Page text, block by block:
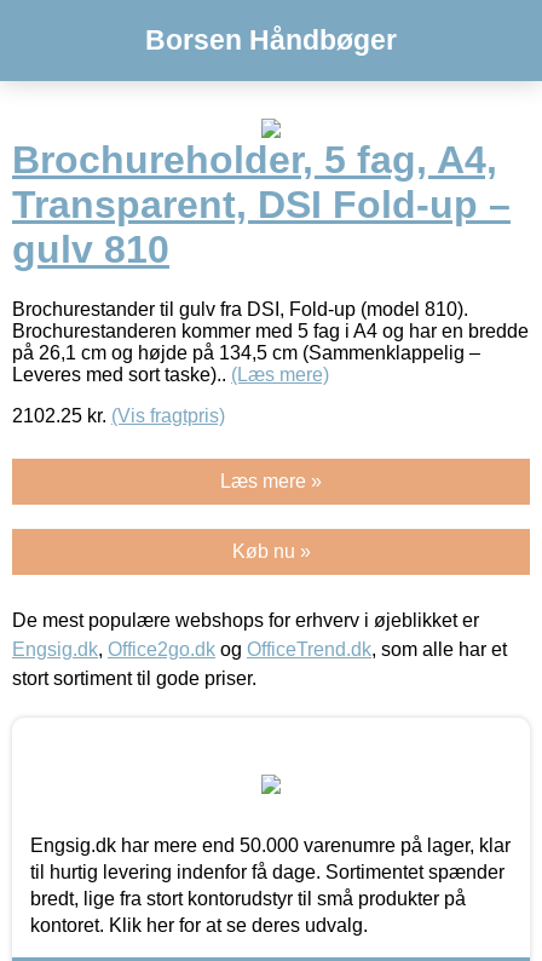
Borsen Håndbøger
Brochureholder, 5 fag, A4,
Transparent, DSI Fold-up –
gulv 810
Brochurestander til gulv fra DSI, Fold-up (model 810).
Brochurestanderen kommer med 5 fag i A4 og har en bredde
på 26,1 cm og højde på 134,5 cm (Sammenklappelig –
Leveres med sort taske).. (Læs mere)
2102.25 kr. (Vis fragtpris)
Læs mere »
Køb nu »
De mest populære webshops for erhverv i øjeblikket er
Engsig.dk, Office2go.dk og OfficeTrend.dk, som alle har et
stort sortiment til gode priser.
Engsig.dk har mere end 50.000 varenumre på lager, klar
til hurtig levering indenfor få dage. Sortimentet spænder
bredt, lige fra stort kontorudstyr til små produkter på
kontoret. Klik her for at se deres udvalg.